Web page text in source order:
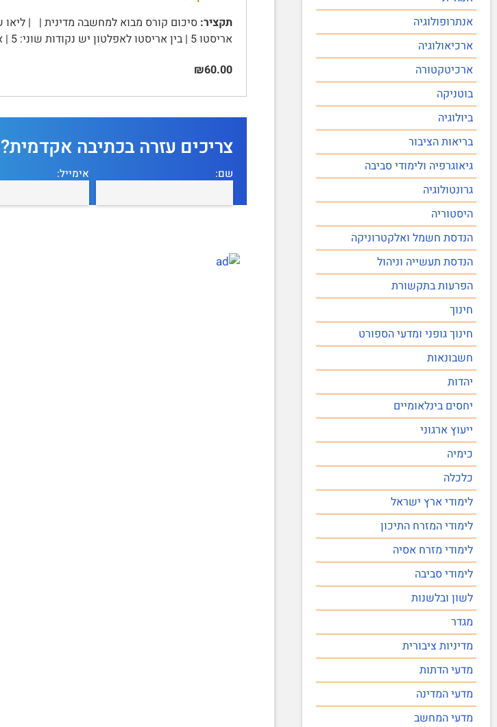
אנתרופולוגיה
ארכיאולוגיה
ארכיטקטורה
בוטניקה
ביולוגיה
בריאות הציבור
גיאוגרפיה ולימודי סביבה
גרונטולוגיה
היסטוריה
הנדסת חשמל ואלקטרוניקה
הנדסת תעשייה וניהול
הפרעות בתקשורת
חינוך
חינוך גופני ומדעי הספורט
חשבונאות
יהדות
יחסים בינלאומיים
ייעוץ ארגוני
כימיה
כלכלה
לימודי ארץ ישראל
לימודי המזרח התיכון
לימודי מזרח אסיה
לימודי סביבה
לשון ובלשנות
מגדר
מדיניות ציבורית
מדעי הדתות
מדעי המדינה
מדעי המחשב
תקציר:
אריסטו 5 | בין אריסטו לאפלטון יש נקודות שוני: 5 | אוגוסטינוס 9 | והעיר האנושית – 9 | תומס אקווינס 10 …
₪60.00
צריכים עזרה בכתיבה אקדמית?
שם: אימייל: